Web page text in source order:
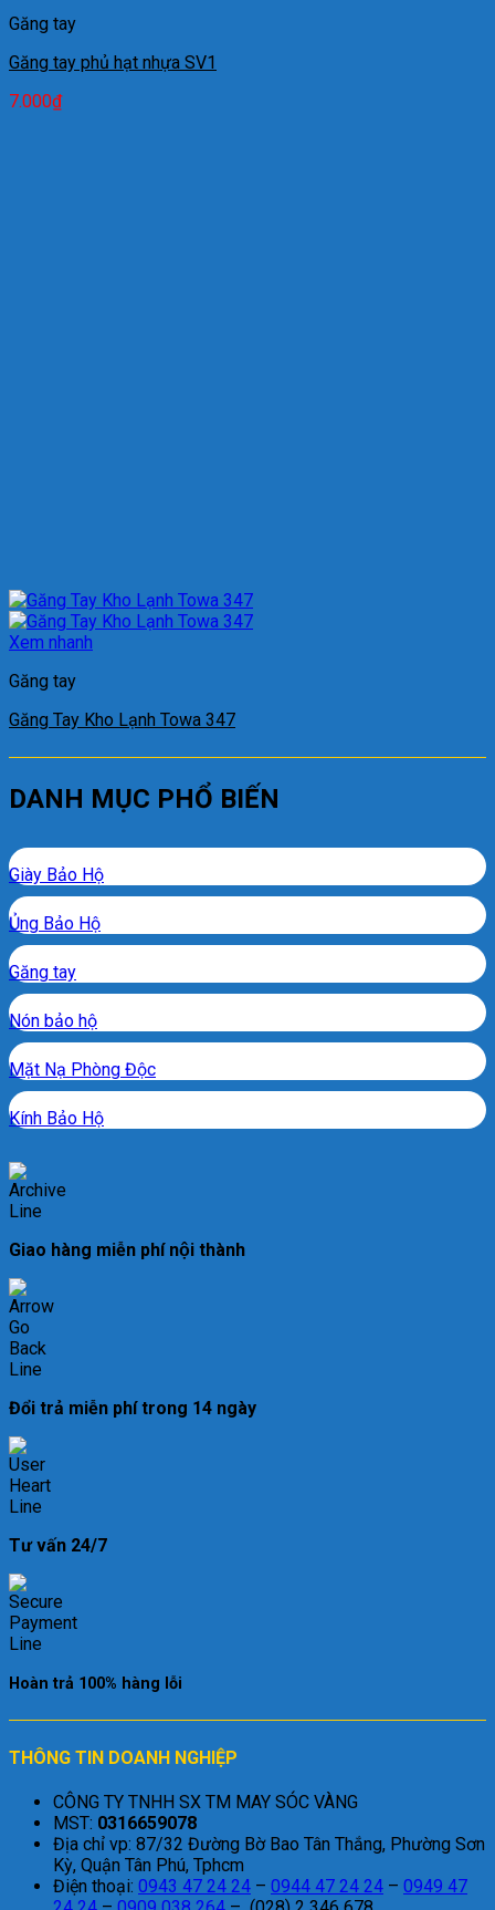
Găng tay
Găng tay phủ hạt nhựa SV1
7.000₫
Xem nhanh
Găng tay
Găng Tay Kho Lạnh Towa 347
DANH MỤC PHỔ BIẾN
Giày Bảo Hộ
Ủng Bảo Hộ
Găng tay
Nón bảo hộ
Mặt Nạ Phòng Độc
Kính Bảo Hộ
Giao hàng miễn phí nội thành
Đổi trả miễn phí trong 14 ngày
Tư vấn 24/7
Hoàn trả 100% hàng lỗi
THÔNG TIN DOANH NGHIỆP
CÔNG TY TNHH SX TM MAY SÓC VÀNG
MST: 0316659078
Địa chỉ vp: 87/32 Đường Bờ Bao Tân Thắng, Phường Sơn
Kỳ, Quận Tân Phú, Tphcm
Điện thoại: 0943 47 24 24 – 0944 47 24 24 – 0949 47